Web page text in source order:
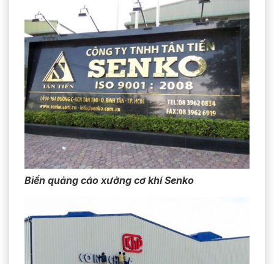
Biển quảng cáo xưởng cơ khí Senko